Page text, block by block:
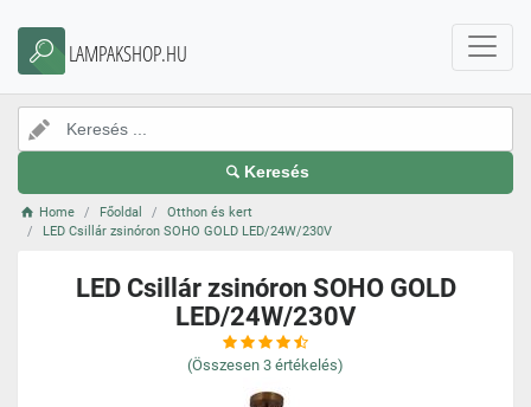
LAMPAKSHOP.HU
Keresés
Home Főoldal
Otthon és kert
LED Csillár zsinóron SOHO GOLD LED/24W/230V
LED Csillár zsinóron SOHO GOLD
LED/24W/230V
(Összesen 3 értékelés)